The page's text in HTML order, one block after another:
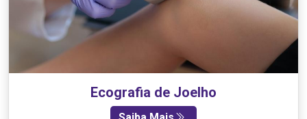
Ecografia de Joelho